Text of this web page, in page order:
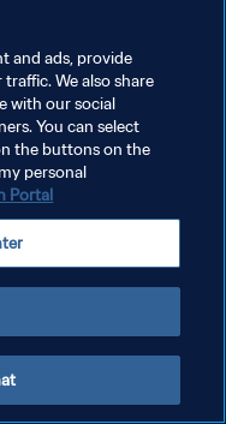
and ads, provide
We also share
with our social
You can select
the buttons on the
personal
Portal